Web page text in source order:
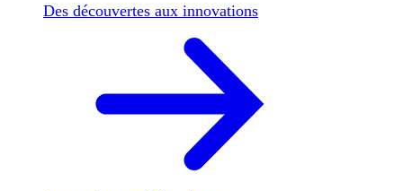
Des découvertes aux innovations